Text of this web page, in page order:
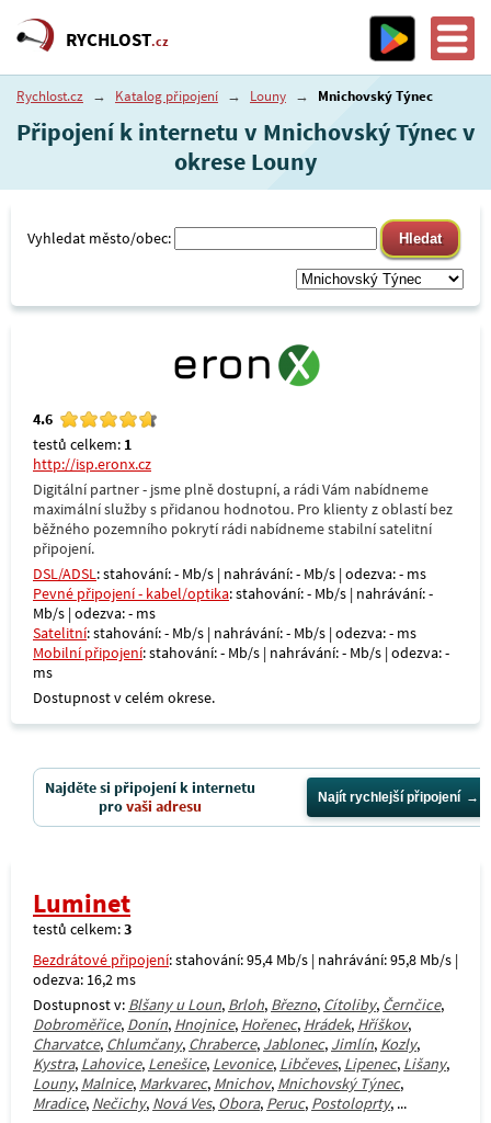
RYCHLOST.cz
Rychlost.cz → Katalog připojení → Louny → Mnichovský Týnec
Připojení k internetu v Mnichovský Týnec v
okrese Louny
Vyhledat město/obec:
4.6
testů celkem: 1
http://isp.eronx.cz
Digitální partner - jsme plně dostupní, a rádi Vám nabídneme
maximální služby s přidanou hodnotou. Pro klienty z oblastí bez
běžného pozemního pokrytí rádi nabídneme stabilní satelitní
připojení.
DSL/ADSL: stahování: - Mb/s | nahrávání: - Mb/s | odezva: - ms
Pevné připojení - kabel/optika: stahování: - Mb/s | nahrávání: -
Mb/s | odezva: - ms
Satelitní: stahování: - Mb/s | nahrávání: - Mb/s | odezva: - ms
Mobilní připojení: stahování: - Mb/s | nahrávání: - Mb/s | odezva: -
ms
Dostupnost v celém okrese.
Najděte si připojení k internetu
provaši adresu Najít rychlejší připojení
Luminet
testů celkem:3
Bezdrátové připojení: stahování: 95,4 Mb/s | nahrávání: 95,8 Mb/s |
odezva: 16,2 ms
Dostupnost v: Blšany u Loun, Brloh, Březno, Cítoliby, Černčice,
Dobroměřice, Donín, Hnojnice, Hořenec, Hrádek, Hříškov,
Charvatce, Chlumčany, Chraberce, Jablonec, Jimlín, Kozly,
Kystra, Lahovice, Lenešice, Levonice, Libčeves, Lipenec, Lišany,
Louny, Malnice, Markvarec, Mnichov, Mnichovský Týnec,
Mradice, Nečichy, Nová Ves, Obora, Peruc, Postoloprty, ...